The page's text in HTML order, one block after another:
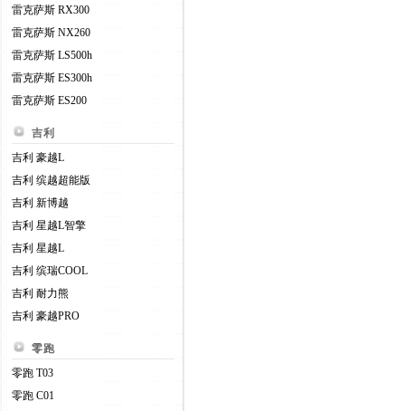
雷克萨斯 RX300
雷克萨斯 NX260
雷克萨斯 LS500h
雷克萨斯 ES300h
雷克萨斯 ES200
吉利
吉利 豪越L
吉利 缤越超能版
吉利 新博越
吉利 星越L智擎
吉利 星越L
吉利 缤瑞COOL
吉利 耐力熊
吉利 豪越PRO
零跑
零跑 T03
零跑 C01